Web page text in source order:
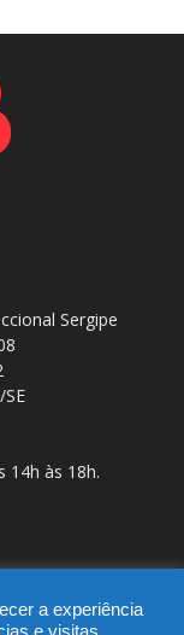
Sergipe
14h às 18h.
a experiência